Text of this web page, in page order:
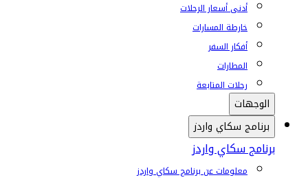
أدنى أسعار الرحلات
خارطة المسارات
أفكار السفر
المطارات
رحلات المتابعة
الوجهات
برنامج سكاي واردز
برنامج سكاي واردز
معلومات عن برنامج سكاي واردز